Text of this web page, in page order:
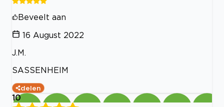
Beveelt aan
16 August 2022
J.M.
SASSENHEIM
delen
10